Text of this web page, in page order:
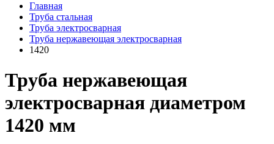
Главная
Труба стальная
Труба электросварная
Труба нержавеющая электросварная
1420
Труба нержавеющая
электросварная диаметром
1420 мм